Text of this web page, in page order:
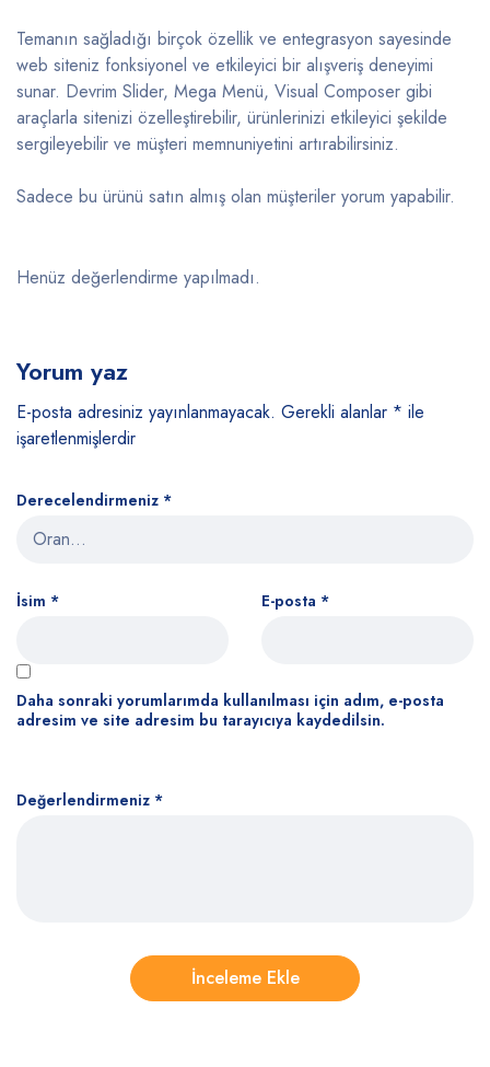
Temanın sağladığı birçok özellik ve entegrasyon sayesinde
web siteniz fonksiyonel ve etkileyici bir alışveriş deneyimi
sunar. Devrim Slider, Mega Menü, Visual Composer gibi
araçlarla sitenizi özelleştirebilir, ürünlerinizi etkileyici şekilde
sergileyebilir ve müşteri memnuniyetini artırabilirsiniz.
Sadece bu ürünü satın almış olan müşteriler yorum yapabilir.
Henüz değerlendirme yapılmadı.
Yorum yaz
E-posta adresiniz yayınlanmayacak. Gerekli alanlar * ile
işaretlenmişlerdir
Derecelendirmeniz *
Değerlendirmeniz *
İsim * E-posta *
Daha sonraki yorumlarımda kullanılması için adım, e-posta
adresim ve site adresim bu tarayıcıya kaydedilsin.